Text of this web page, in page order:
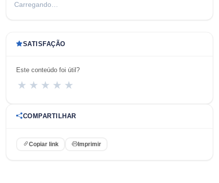
Carregando…
SATISFAÇÃO
Este conteúdo foi útil?
★ ★ ★ ★ ★
COMPARTILHAR
Copiar link Imprimir